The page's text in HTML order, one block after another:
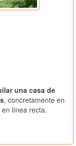
una casa de
, concretamente en
línea recta.